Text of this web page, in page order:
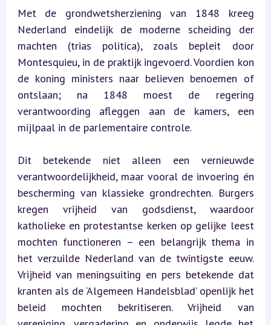
Met de grondwetsherziening van 1848 kreeg
Nederland eindelijk de moderne scheiding der
machten (trias politica), zoals bepleit door
Montesquieu, in de praktijk ingevoerd. Voordien kon
de koning ministers naar believen benoemen of
ontslaan; na 1848 moest de regering
verantwoording afleggen aan de kamers, een
mijlpaal in de parlementaire controle.
Dit betekende niet alleen een vernieuwde
verantwoordelijkheid, maar vooral de invoering én
bescherming van klassieke grondrechten. Burgers
kregen vrijheid van godsdienst, waardoor
katholieke en protestantse kerken op gelijke leest
mochten functioneren – een belangrijk thema in
het verzuilde Nederland van de twintigste eeuw.
Vrijheid van meningsuiting en pers betekende dat
kranten als de ‘Algemeen Handelsblad’ openlijk het
beleid mochten bekritiseren. Vrijheid van